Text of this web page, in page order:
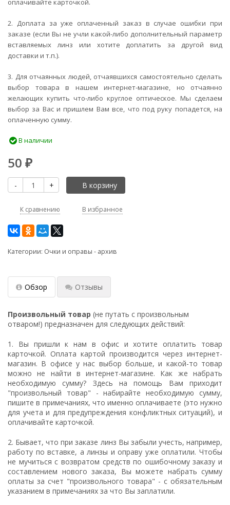
оплачивайте карточкой.
2. Доплата за уже оплаченный заказ в случае ошибки при
заказе (если Вы не учли какой-либо дополнительный параметр
вставляемых линз или хотите доплатить за другой вид
доставки и т.п.).
3. Для отчаянных людей, отчаявшихся самостоятельно сделать
выбор товара в нашем интернет-магазине, но отчаянно
желающих купить что-либо круглое оптическое. Мы сделаем
выбор за Вас и пришлем Вам все, что под руку попадется, на
оплаченную сумму.
В наличии
50 ₽
- + В корзину
К сравнению В избранное
Категории: Очки и оправы - архив
Обзор Отзывы
Произвольный товар (не путать с произвольным
отваром!) предназначен для следующих действий:
1. Вы пришли к нам в офис и хотите оплатить товар
карточкой. Оплата картой производится через интернет-
магазин. В офисе у нас выбор больше, и какой-то товар
можно не найти в интернет-магазине. Как же набрать
необходимую сумму? Здесь на помощь Вам приходит
"произвольный товар" - набирайте необходимую сумму,
пишите в примечаниях, что именно оплачиваете (это нужно
для учета и для предупреждения конфликтных ситуаций), и
оплачивайте карточкой.
2. Бывает, что при заказе линз Вы забыли учесть, например,
работу по вставке, а линзы и оправу уже оплатили. Чтобы
не мучиться с возвратом средств по ошибочному заказу и
составлением нового заказа, Вы можете набрать сумму
оплаты за счет "произвольного товара" - с обязательным
указанием в примечаниях за что Вы заплатили.